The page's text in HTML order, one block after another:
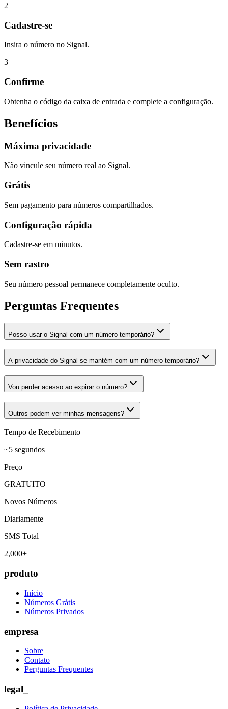
2
Cadastre-se
Insira o número no Signal.
3
Confirme
Obtenha o código da caixa de entrada e complete a configuração.
Benefícios
Máxima privacidade
Não vincule seu número real ao Signal.
Grátis
Sem pagamento para números compartilhados.
Configuração rápida
Cadastre-se em minutos.
Sem rastro
Seu número pessoal permanece completamente oculto.
Perguntas Frequentes
Posso usar o Signal com um número temporário?
A privacidade do Signal se mantém com um número temporário?
Vou perder acesso ao expirar o número?
Outros podem ver minhas mensagens?
Tempo de Recebimento
~5 segundos
Preço
GRATUITO
Novos Números
Diariamente
SMS Total
2,000+
produto
Início
Números Grátis
Números Privados
empresa
Sobre
Contato
Perguntas Frequentes
legal_